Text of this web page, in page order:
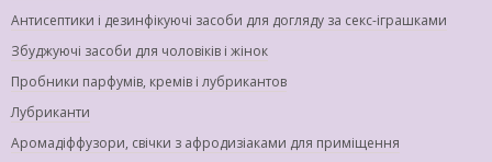
Антисептики і дезинфікуючі засоби для догляду за секс-іграшками
Збуджуючі засоби для чоловіків і жінок
Пробники парфумів, кремів і лубрикантов
Лубриканти
Аромадіффузори, свічки з афродизіаками для приміщення